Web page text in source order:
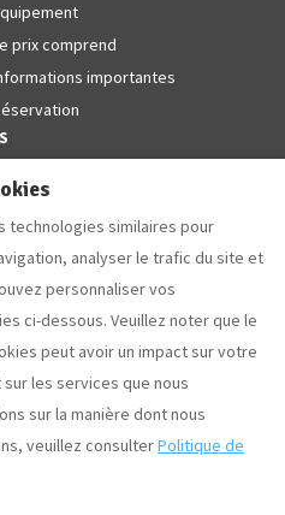
prix comprend
importantes
629853868
technologies similaires pour
analyser le trafic du site et
personnaliser vos
ci-dessous. Veuillez noter que le
peut avoir un impact sur votre
les services que nous
sur la manière dont nous
veuillez consulterPolitique de